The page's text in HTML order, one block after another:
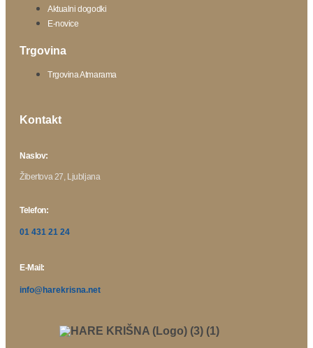
Aktualni dogodki
E-novice
Trgovina
Trgovina Atmarama
Kontakt
Naslov:
Žibertova 27, Ljubljana
Telefon:
01 431 21 24
E-Mail:
info@harekrisna.net